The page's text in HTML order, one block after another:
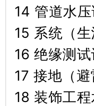
14 管道水
15 系统（
16 绝缘测
17 接地（
18 装饰工